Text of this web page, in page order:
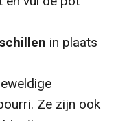
in plaats
Ze zijn ook